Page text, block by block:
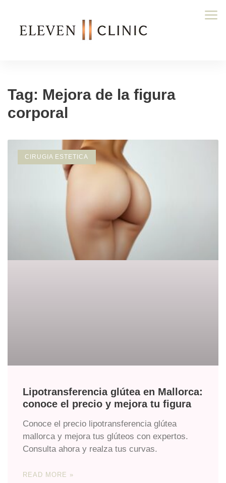
Tag: Mejora de la figura
corporal
CIRUGIA ESTETICA
Lipotransferencia glútea en Mallorca:
conoce el precio y mejora tu figura
Conoce el precio lipotransferencia glútea
mallorca y mejora tus glúteos con expertos.
Consulta ahora y realza tus curvas.
READ MORE »